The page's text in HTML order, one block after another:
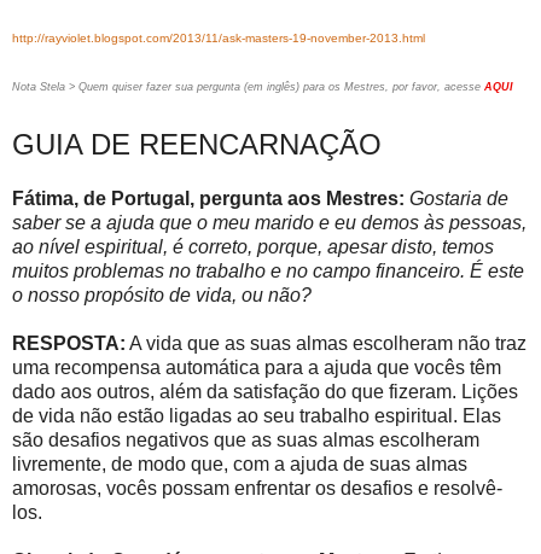
http://rayviolet.blogspot.com/2013/11/ask-masters-19-november-2013.html
Nota Stela > Quem quiser fazer sua pergunta (em inglês) para os Mestres, por favor, acesse AQUI
GUIA DE REENCARNAÇÃO
Fátima, de Portugal, pergunta aos Mestres: Gostaria de
saber se a ajuda que o meu marido e eu demos às pessoas,
ao nível espiritual, é correto, porque, apesar disto, temos
muitos problemas no trabalho e no campo financeiro. É este
o nosso propósito de vida, ou não?
RESPOSTA: A vida que as suas almas escolheram não traz
uma recompensa automática para a ajuda que vocês têm
dado aos outros, além da satisfação do que fizeram. Lições
de vida não estão ligadas ao seu trabalho espiritual. Elas
são desafios negativos que as suas almas escolheram
livremente, de modo que, com a ajuda de suas almas
amorosas, vocês possam enfrentar os desafios e resolvê-
los.